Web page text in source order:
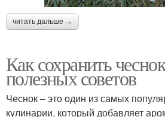
читать дальше →
Как сохранить
полезных советов
Чеснок – это один из самых
кулинарии, который добавляет